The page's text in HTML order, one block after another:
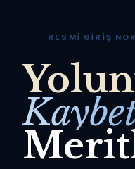
RESMI GIRIŞ